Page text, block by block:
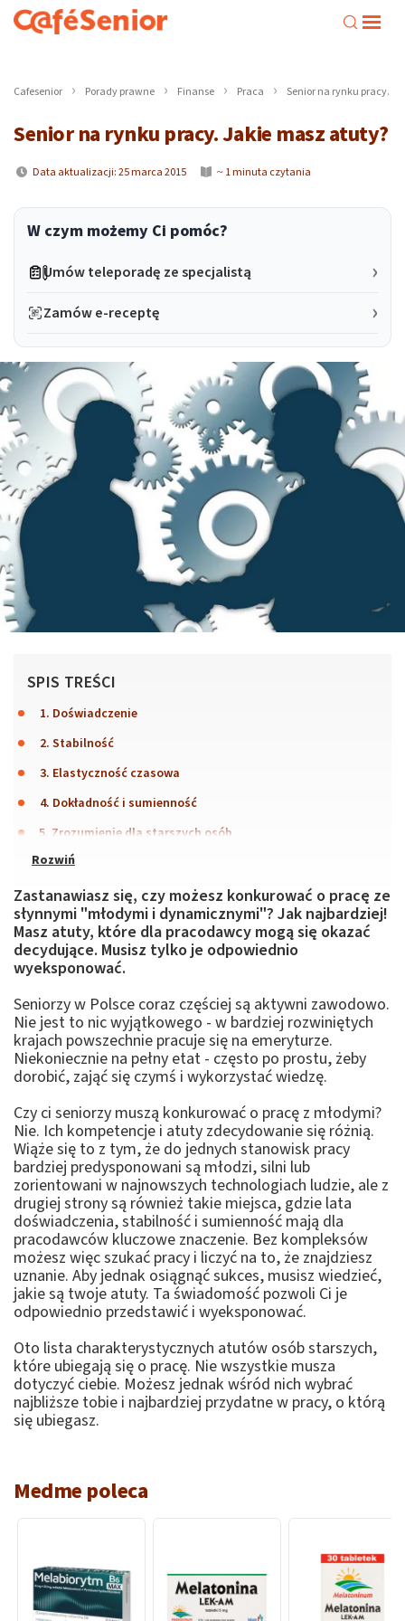
Cafesenior Porady prawne Finanse Praca Senior na rynku pracy.
Senior na rynku pracy. Jakie masz atuty?
Data aktualizacji: 25 marca 2015 ~ 1 minuta czytania
W czym możemy Ci pomóc?
Umów teleporadę ze specjalistą
Zamów e-receptę
SPIS TREŚCI
1. Doświadczenie
2. Stabilność
3. Elastyczność czasowa
4. Dokładność i sumienność
5. Zrozumienie dla starszych osób
Zastanawiasz się, czy możesz konkurować o pracę ze
słynnymi "młodymi i dynamicznymi"? Jak najbardziej!
Masz atuty, które dla pracodawcy mogą się okazać
decydujące. Musisz tylko je odpowiednio
wyeksponować.
Seniorzy w Polsce coraz częściej są aktywni zawodowo.
Nie jest to nic wyjątkowego - w bardziej rozwiniętych
krajach powszechnie pracuje się na emeryturze.
Niekoniecznie na pełny etat - często po prostu, żeby
dorobić, zająć się czymś i wykorzystać wiedzę.
Czy ci seniorzy muszą konkurować o pracę z młodymi?
Nie. Ich kompetencje i atuty zdecydowanie się różnią.
Wiąże się to z tym, że do jednych stanowisk pracy
bardziej predysponowani są młodzi, silni lub
zorientowani w najnowszych technologiach ludzie, ale z
drugiej strony są również takie miejsca, gdzie lata
doświadczenia, stabilność i sumienność mają dla
pracodawców kluczowe znaczenie. Bez kompleksów
możesz więc szukać pracy i liczyć na to, że znajdziesz
uznanie. Aby jednak osiągnąć sukces, musisz wiedzieć,
jakie są twoje atuty. Ta świadomość pozwoli Ci je
odpowiednio przedstawić i wyeksponować.
Oto lista charakterystycznych atutów osób starszych,
które ubiegają się o pracę. Nie wszystkie musza
dotyczyć ciebie. Możesz jednak wśród nich wybrać
najbliższe tobie i najbardziej przydatne w pracy, o którą
się ubiegasz.
Medme poleca